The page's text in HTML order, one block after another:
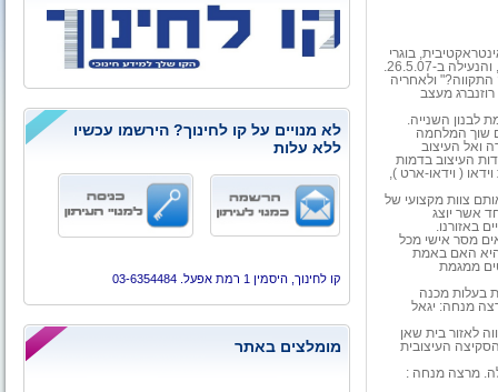
בוגרי
ולאחריה
מעצב
בצל צו 8 לגיוס למלחמת לבנון השנייה.
שוך המלחמה
ואל העיצוב
העיצוב בדמות
( וידאו-ארט ),
צוות מקצועי של
אשר יוצג
באזורנו.
מסר אישי מכל
האם באמת
ממגמת
המוסיקה בבית בנדל – כל סטודנט עיצב 3 כרזות בעלות מכנה
מנחה: יגאל
ראווה לאזור בית שאן
העיצובית
מרצה מנחה :
לא מנויים על קו לחינוך? הירשמו עכשיו
ללא עלות
קו לחינוך, היסמין 1 רמת אפעל. 03-6354484
מומלצים באתר